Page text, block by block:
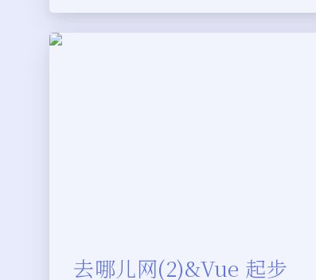
去哪儿网(2)&Vue 起步